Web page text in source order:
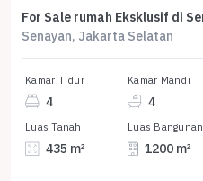
Senayan, Jakarta Selatan
Kamar Tidur
4
Kamar Mandi
4
Luas Tanah
435 m²
Luas Bangunan
1200 m²